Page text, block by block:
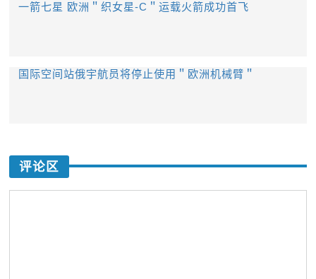
一箭七星 欧洲＂织女星-C＂运载火箭成功首飞
国际空间站俄宇航员将停止使用＂欧洲机械臂＂
评论区